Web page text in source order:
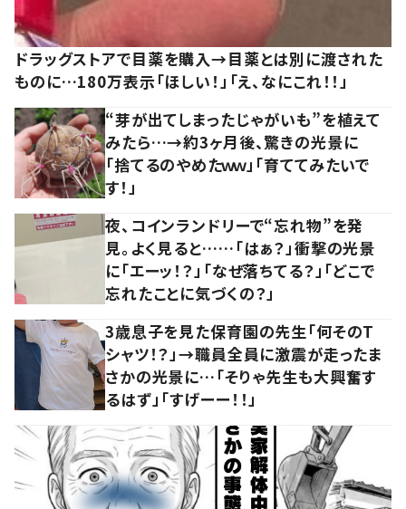
ドラッグストアで目薬を購入→目薬とは別に渡された
ものに…180万表示「ほしい！」「え、なにこれ！！」
“芽が出てしまったじゃがいも”を植えて
みたら…→約3ヶ月後、驚きの光景に
「捨てるのやめたｗｗ」「育ててみたいで
す！」
夜、コインランドリーで“忘れ物”を発
見。よく見ると……「はぁ？」衝撃の光景
に「エーッ！？」「なぜ落ちてる？」「どこで
忘れたことに気づくの？」
3歳息子を見た保育園の先生「何そのT
シャツ！？」→職員全員に激震が走ったま
さかの光景に…「そりゃ先生も大興奮す
るはず」「すげーー！！」